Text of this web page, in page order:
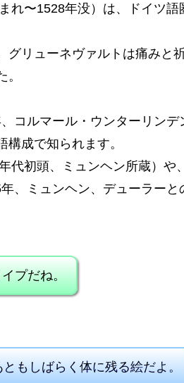
れ〜1528年没）は、ドイツ語
グリューネヴァルトは痛みと
コルマール・ウンターリンデ
成で知られます。
代初頭、ミュンヘン所蔵）や
、ミュンヘン、デューラーと
プだね。
もしばらく体に残る絵だよ。